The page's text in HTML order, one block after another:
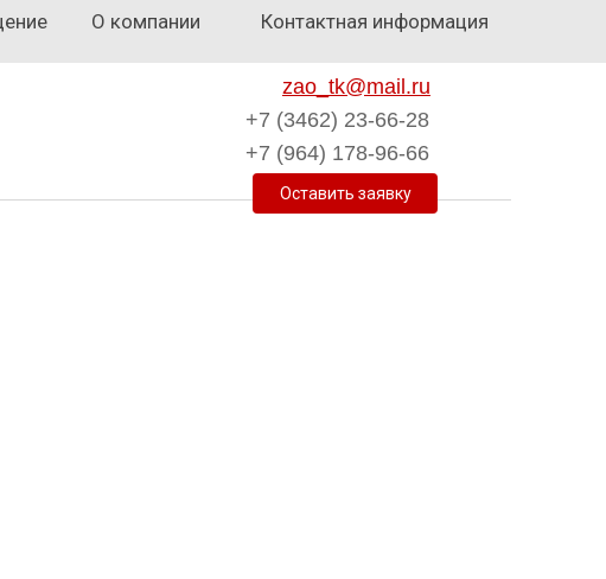
О компании Контактная информация
zao_tk@mail.ru
+7 (3462) 23-66-28
+7 (964) 178-96-66